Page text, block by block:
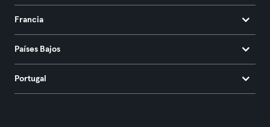
Francia
Países Bajos
Portugal